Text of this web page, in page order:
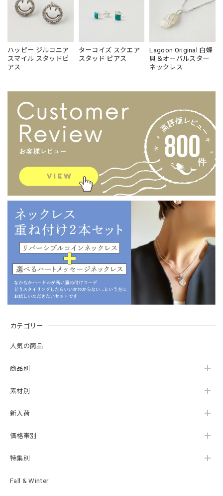
カテゴリー
人気の商品
商品別
素材別
新入荷
価格帯別
特集別
Fall & Winter
ハッピー ジルコニア
スマイル スタッドピ
アス
ターコイズ スクエア
スタッド ピアス
Lagoon Original 白蝶
貝＆オーバルスター
ネックレス